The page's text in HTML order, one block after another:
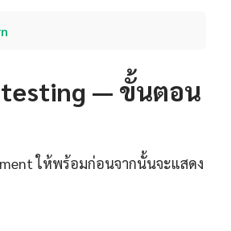
testing — ขั้นตอน
ให้พร้อมก่อนจากนั้นจะแสดง